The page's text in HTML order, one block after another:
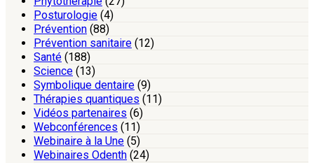
Posturologie (4)
Prévention (88)
Prévention sanitaire (12)
Santé (188)
Science (13)
Symbolique dentaire (9)
Thérapies quantiques (11)
Vidéos partenaires (6)
Webconférences (11)
Webinaire à la Une (5)
Webinaires Odenth (24)